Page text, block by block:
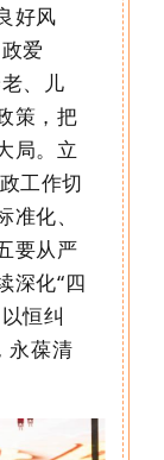
好风
爱
、儿
策，把
。 立
工作切
化、
要从严
深化“四
恒纠
永葆清